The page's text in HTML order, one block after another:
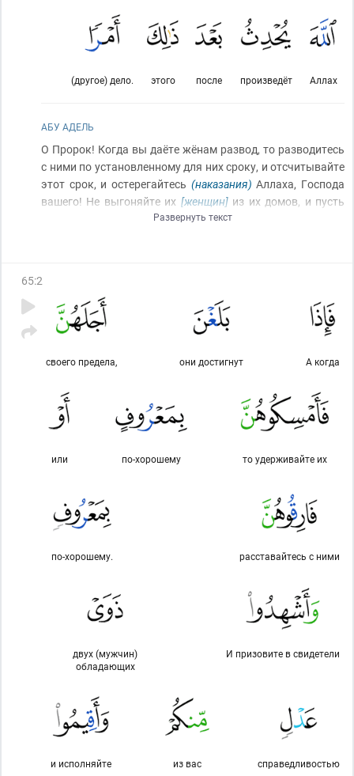
Аллах
произведёт
после
этого
(другое) дело.
АБУ АДЕЛЬ
О Пророк! Когда вы даёте жёнам развод, то разводитесь
с ними по установленному для них сроку, и отсчитывайте
этот срок, и остерегайтесь (наказания) Аллаха, Господа
вашего! Не выгоняйте их [женщин]из их домов, и пусть
не выходят, если только не совершат они
он себя. Не знаешь ты
быть, Аллах произведёт после этого
(какое-
нибудь)дело (что ты решишь вернуть её)
Развернуть текст
65:2
А когда
они достигнут
своего предела,
то удерживайте их
по-хорошему
или
расставайтесь с ними
по-хорошему.
И призовите в свидетели
двух (мужчин)
обладающих
справедливостью
из вас
и исполняйте